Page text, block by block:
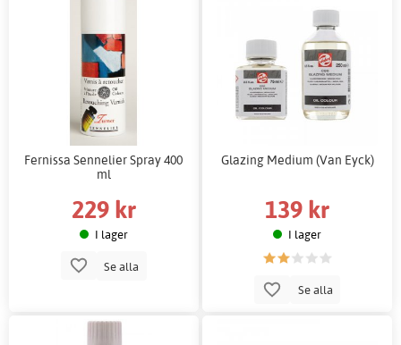
Fernissa Sennelier Spray 400
ml
229 kr
I lager
Se alla
Glazing Medium (Van Eyck)
139 kr
I lager
Se alla